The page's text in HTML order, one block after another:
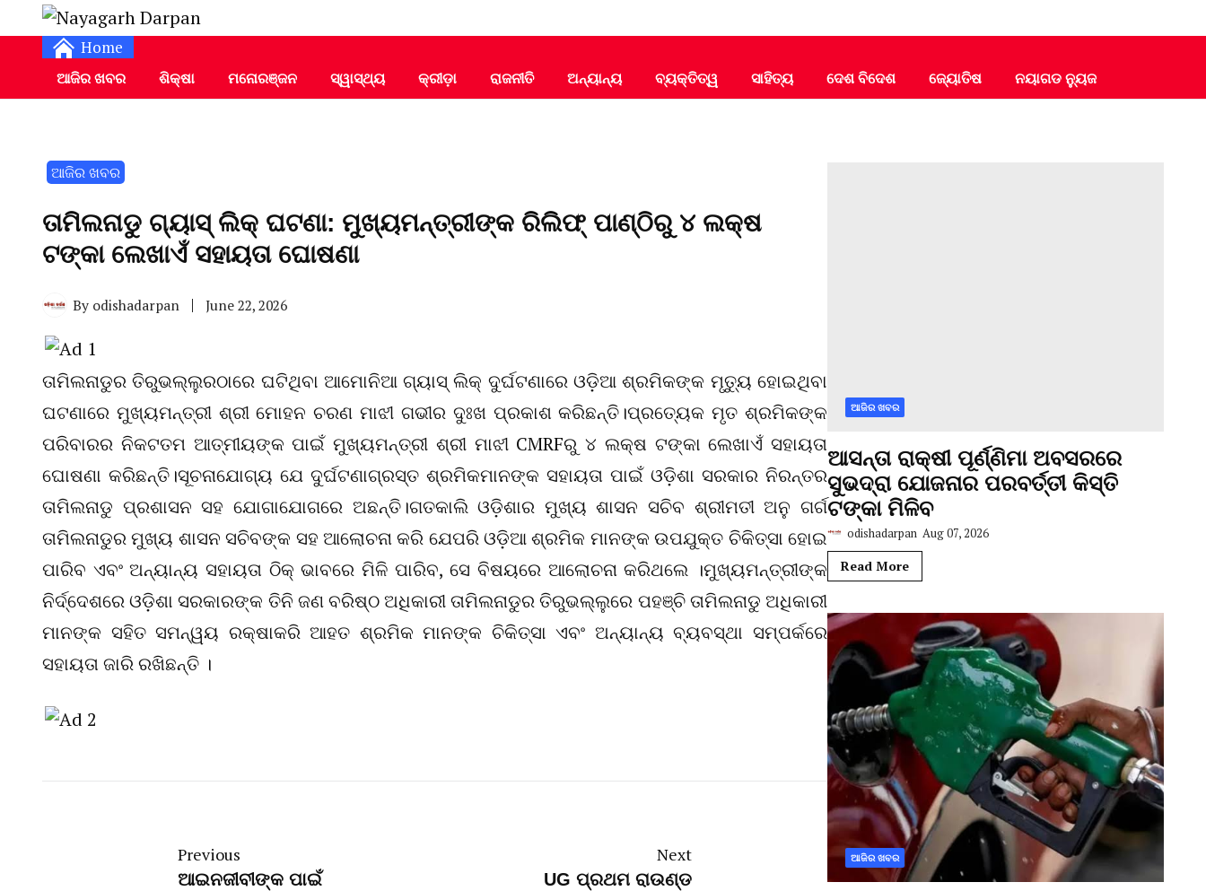
Nayagarh Darpan
Daily Odia News
Home
ଆଜିର ଖବର ଶିକ୍ଷା ମନୋରଞ୍ଜନ ସ୍ୱାସ୍ଥ୍ୟ କ୍ରୀଡ଼ା ରାଜନୀତି ଅନ୍ୟାନ୍ୟ ବ୍ୟକ୍ତିତ୍ୱ ସାହିତ୍ୟ ଦେଶ ବିଦେଶ ଜ୍ୟୋତିଷ ନୟାଗଡ ନ୍ୟୁଜ
ଆଜିର ଖବର
ତାମିଲନାଡୁ ଗ୍ୟାସ୍ ଲିକ୍ ଘଟଣା: ମୁଖ୍ୟମନ୍ତ୍ରୀଙ୍କ ରିଲିଫ୍ ପାଣ୍ଠିରୁ ୪ ଲକ୍ଷ
ଟଙ୍କା ଲେଖାଏଁ ସହାୟତା ଘୋଷଣା
By odishadarpan June 22, 2026
ତାମିଲନାଡୁର ତିରୁଭଲ୍ଲୁରଠାରେ ଘଟିଥିବା ଆମୋନିଆ ଗ୍ୟାସ୍ ଲିକ୍ ଦୁର୍ଘଟଣାରେ ଓଡ଼ିଆ ଶ୍ରମିକଙ୍କ ମୃତ୍ୟୁ ହୋଇଥିବା
ଘଟଣାରେ ମୁଖ୍ୟମନ୍ତ୍ରୀ ଶ୍ରୀ ମୋହନ ଚରଣ ମାଝୀ ଗଭୀର ଦୁଃଖ ପ୍ରକାଶ କରିଛନ୍ତି।ପ୍ରତ୍ୟେକ ମୃତ ଶ୍ରମିକଙ୍କ
ପରିବାରର ନିକଟତମ ଆତ୍ମୀୟଙ୍କ ପାଇଁ ମୁଖ୍ୟମନ୍ତ୍ରୀ ଶ୍ରୀ ମାଝୀ CMRFରୁ ୪ ଲକ୍ଷ ଟଙ୍କା ଲେଖାଏଁ ସହାୟତା
ଘୋଷଣା କରିଛନ୍ତି।ସୂଚନାଯୋଗ୍ୟ ଯେ ଦୁର୍ଘଟଣାଗ୍ରସ୍ତ ଶ୍ରମିକମାନଙ୍କ ସହାୟତା ପାଇଁ ଓଡ଼ିଶା ସରକାର ନିରନ୍ତର
ତାମିଲନାଡୁ ପ୍ରଶାସନ ସହ ଯୋଗାଯୋଗରେ ଅଛନ୍ତି।ଗତକାଲି ଓଡ଼ିଶାର ମୁଖ୍ୟ ଶାସନ ସଚିବ ଶ୍ରୀମତୀ ଅନୁ ଗର୍ଗ
ତାମିଲନାଡୁର ମୁଖ୍ୟ ଶାସନ ସଚିବଙ୍କ ସହ ଆଲୋଚନା କରି ଯେପରି ଓଡ଼ିଆ ଶ୍ରମିକ ମାନଙ୍କ ଉପଯୁକ୍ତ ଚିକିତ୍ସା ହୋଇ
ପାରିବ ଏବଂ ଅନ୍ୟାନ୍ୟ ସହାୟତା ଠିକ୍ ଭାବରେ ମିଳି ପାରିବ, ସେ ବିଷୟରେ ଆଲୋଚନା କରିଥଲେ ।ମୁଖ୍ୟମନ୍ତ୍ରୀଙ୍କ
ନିର୍ଦ୍ଦେଶରେ ଓଡ଼ିଶା ସରକାରଙ୍କ ତିନି ଜଣ ବରିଷ୍ଠ ଅଧିକାରୀ ତାମିଲନାଡୁର ତିରୁଭଲ୍ଲୁରେ ପହଞ୍ଚି ତାମିଲନାଡୁ ଅଧିକାରୀ
ମାନଙ୍କ ସହିତ ସମନ୍ୱୟ ରକ୍ଷାକରି ଆହତ ଶ୍ରମିକ ମାନଙ୍କ ଚିକିତ୍ସା ଏବଂ ଅନ୍ୟାନ୍ୟ ବ୍ୟବସ୍ଥା ସମ୍ପର୍କରେ
ସହାୟତା ଜାରି ରଖିଛନ୍ତି ।
Previous
ଆଇନଜୀବୀଙ୍କ ପାଇଁ
Next
UG ପ୍ରଥମ ରାଉଣ୍ଡ
ଆଜିର ଖବର
ଆସନ୍ତା ରାକ୍ଷୀ ପୂର୍ଣ୍ଣିମା ଅବସରରେ
ସୁଭଦ୍ରା ଯୋଜନାର ପରବର୍ତ୍ତୀ କିସ୍ତି
ଟଙ୍କା ମିଳିବ
odishadarpan Aug 07, 2026
Read More
ଆଜିର ଖବର